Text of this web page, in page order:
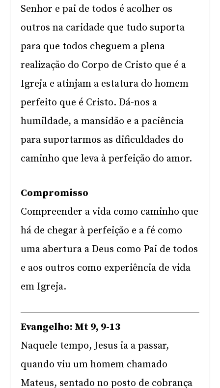
Senhor e pai de todos é acolher os
outros na caridade que tudo suporta
para que todos cheguem a plena
realização do Corpo de Cristo que é a
Igreja e atinjam a estatura do homem
perfeito que é Cristo. Dá-nos a
humildade, a mansidão e a paciência
para suportarmos as dificuldades do
caminho que leva à perfeição do amor.
Compromisso
Compreender a vida como caminho que
há de chegar à perfeição e a fé como
uma abertura a Deus como Pai de todos
e aos outros como experiência de vida
em Igreja.
Evangelho: Mt 9, 9-13
Naquele tempo, Jesus ia a passar,
quando viu um homem chamado
Mateus, sentado no posto de cobrança